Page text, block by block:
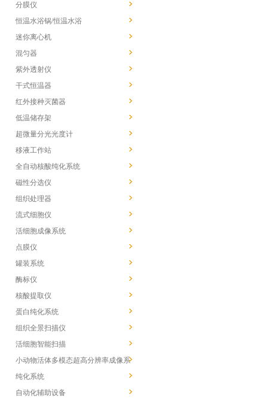
分膜仪
恒温水浴锅/恒温水浴
迷你离心机
混匀器
紫外透射仪
干式恒温器
红外接种灭菌器
低温储存架
超微量分光光度计
移液工作站
全自动核酸纯化系统
磁性分选仪
组织处理器
流式细胞仪
活细胞成像系统
点膜仪
罐装系统
酶标仪
核酸提取仪
蛋白纯化系统
组织全景扫描仪
活细胞智能扫描
小动物活体多模态超高分辨率成像系
统
纯化系统
自动化辅助设备